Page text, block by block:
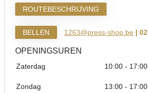
ROUTEBESCHRIJVING
BELLEN 1263@press-shop.be |
OPENINGSUREN
Zaterdag 10:00 - 17:00
Zondag 13:00 - 17:00